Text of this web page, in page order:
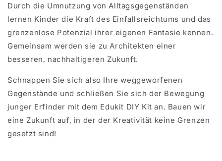
Durch die Umnutzung von Alltagsgegenständen
lernen Kinder die Kraft des Einfallsreichtums und das
grenzenlose Potenzial ihrer eigenen Fantasie kennen.
Gemeinsam werden sie zu Architekten einer
besseren, nachhaltigeren Zukunft.
Schnappen Sie sich also Ihre weggeworfenen
Gegenstände und schließen Sie sich der Bewegung
junger Erfinder mit dem Edukit DIY Kit an. Bauen wir
eine Zukunft auf, in der der Kreativität keine Grenzen
gesetzt sind!